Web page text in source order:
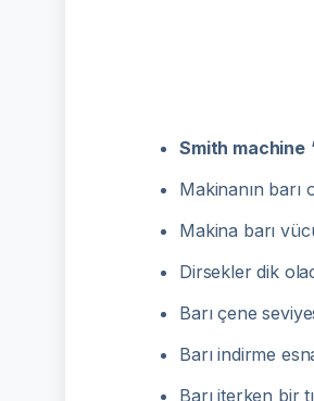
Smith machine
Makinanın barı
Makina barı
Dirsekler dik
Barı çene
Barı indirme
Barı iterken bir